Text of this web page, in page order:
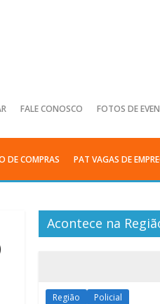
FALE CONOSCO FOTOS DE
DE COMPRAS PAT VAGAS DE
Acontece na
Região Policial